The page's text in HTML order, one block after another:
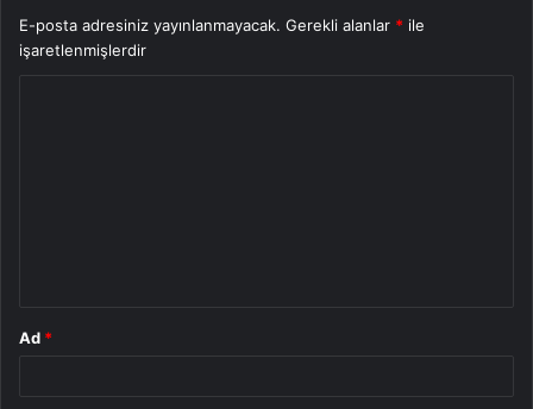
E-posta adresiniz yayınlanmayacak. Gerekli alanlar * ile
işaretlenmişlerdir
Ad *